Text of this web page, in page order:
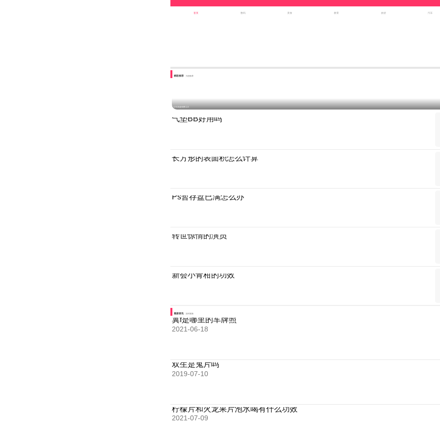
首页 数码 美食 教育 旅游 汽车
精彩推荐 为您推荐
过年高速免费几天
气垫BB好用吗
长方形的表面积怎么计算
Ps暂存盘已满怎么办
转世惊情的演员
新会小青柑的功效
最新资讯 实时更新
冀f是哪里的车牌照
2021-06-18
双生是鬼片吗
2019-07-10
柠檬片和火龙果片泡水喝有什么功效
2021-07-09